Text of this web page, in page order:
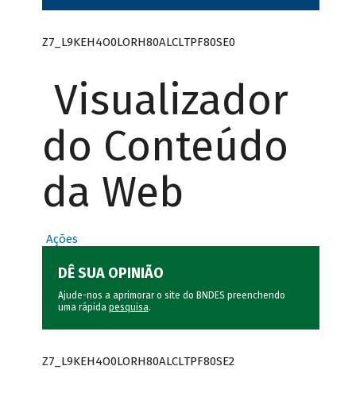
Z7_L9KEH4O0LORH80ALCLTPF80SE0
Visualizador
do Conteúdo
da Web
Ações
DÊ SUA OPINIÃO
Ajude-nos a aprimorar o site do BNDES preenchendo
uma rápida pesquisa.
Z7_L9KEH4O0LORH80ALCLTPF80SE2